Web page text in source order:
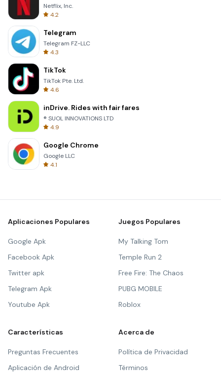
Netflix, Inc.
4.2
Telegram
Telegram FZ-LLC
4.3
TikTok
TikTok Pte. Ltd.
4.6
inDrive. Rides with fair fares
® SUOL INNOVATIONS LTD
4.9
Google Chrome
Google LLC
4.1
Aplicaciones Populares
Google Apk
Facebook Apk
Twitter apk
Telegram Apk
Youtube Apk
Juegos Populares
My Talking Tom
Temple Run 2
Free Fire: The Chaos
PUBG MOBILE
Roblox
Características
Preguntas Frecuentes
Aplicación de Android
Acerca de
Política de Privacidad
Términos